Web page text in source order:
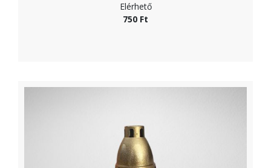
Elérhető
750 Ft